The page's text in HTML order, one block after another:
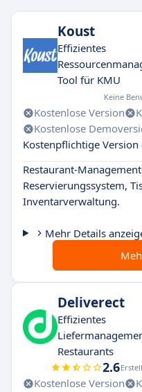
Koust
Effizientes
Tool für KMU
Keine
Kostenlose Version
Kostenlose
Kostenpflichtige Version
Restaurant-
Reservierungssystem,
Inventarverwaltung.
Mehr Details
Deliverect
Effizientes
Restaurants
2.6
Kostenlose Version